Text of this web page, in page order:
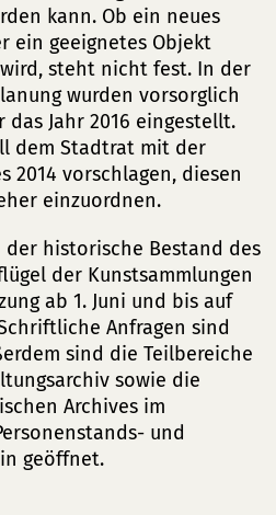
kann. Ob ein neues
ein geeignetes Objekt
steht nicht fest. In der
wurden vorsorglich
Jahr 2016 eingestellt.
dem Stadtrat mit der
2014 vorschlagen, diesen
einzuordnen.
der historische Bestand des
der Kunstsammlungen
ab 1. Juni und bis auf
Anfragen sind
sind die Teilbereiche
sowie die
Archives im
und
geöffnet.